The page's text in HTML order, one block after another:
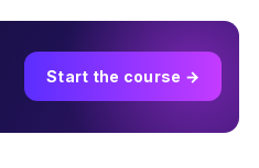
Start the course →